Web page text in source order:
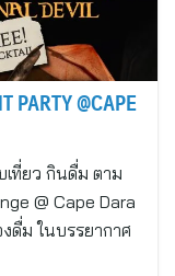
PARTY @CAPE
ที่ยว กินดื่ม ตาม
@ Cape Dara
ดื่ม ในบรรยากาศ